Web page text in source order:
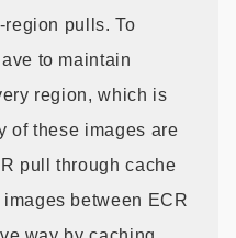
pulls. To
to maintain
region, which is
of these images are
pull through cache
between ECR